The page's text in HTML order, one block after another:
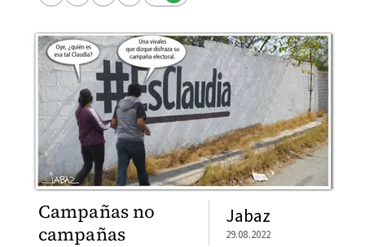
Campañas no
campañas
Jabaz
29.08.2022